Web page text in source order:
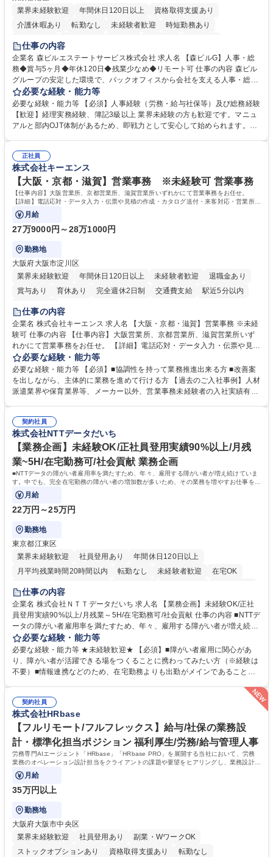
業界未経験歓迎
年間休日120日以上
資格取得支援あり
介護休暇あり
転勤なし 未経験者歓迎
時短勤務あり
経験者歓迎
完全週休2日制
交通費支給 長期歓迎 駅近5分以内 土日祝休み
仕事の内容
企業名 森ビルエステートサービス株式会社 求人名 【森ビルG】人事・総
務◆賞与5ヶ月◆年休120日◆残業少なめ◆リモート可 仕事の内容 森ビル
グループの安定した環境で、バックオフィスから会社を支える人事・総務
をお任せします。 労務と総務の業務をバランスよく担当し、ゆくゆくは制
度改定などのコア業務にも挑戦できる、やりがいある環境です。 ■勤怠管
理、給与計算、社会保険手続き、年末調整等の労務管理全般 ■入退社手続
き、社内規定の改定や人事制度改定などのコア業務 ■社内イベントの企画
でも質問・相談できる環境が整っているため、安心して成長できます。 募
集職種 【森ビルG】人事・総務◆賞与5ヶ月◆年休120日◆残業少なめ◆
リモート可
必要な経験・能力等
必要な経験・能力等 【必須】人事経験（労務・給与社保等）及び総務経験
【歓迎】経理実務経験、簿記3級以上 業界未経験の方も歓迎です。マニュ
アルと部内OJT体制があるため、即戦力として安心して始められます。
務に挑戦できるため、自身の成長と組織への貢献度をダイレクトに実感で
きます。 残業少なめ、週1日リモート可など、ワークライフバランスを保
ち長期活躍できる環境です。 「これまでの幅広い経験を活かし、長期的な
キャリアを築きたい」という前向きな意欲と挑戦を全力で応援します。 学
歴・資格 学歴：大学院 大学 高専 短大 専修学校 高校 語学力： 資格：日商
簿記検定1級 日商簿記検定2級 日商簿記検定3級
正社員
株式会社キーエンス
【大阪・京都・滋賀】営業事務 ※未経験可 営業事務
【仕事内容】大阪営業所、京都営業所、滋賀営業所いずれかにて営業事務をお任せ。
【詳細】電話応対・データ入力・伝票や見積の作成・カタログ送付・来客対応・営業所内
で発生する事務業務や業務改善をお任せ。
月給
27万9000円～28万1000円
勤務地
大阪府大阪市淀川区
業界未経験歓迎
年間休日120日以上 未経験者歓迎
退職金あり
賞与あり
育休あり 完全週休2日制 交通費支給
駅近5分以内
土日祝休み
仕事の内容
企業名 株式会社キーエンス 求人名 【大阪・京都・滋賀】営業事務 ※未経
験可 仕事の内容 【仕事内容】大阪営業所、京都営業所、滋賀営業所いず
れかにて営業事務をお任せ。 【詳細】電話応対・データ入力・伝票や見積
の作成・カタログ送付・来客対応・営業所内で発生する事務業務や業務改
善をお任せ。 【教育制度】ご入社後、育成担当とペアになりながらOJTに
て業務を覚えていただくことが可能です。業務システムがきちんと構築さ
れているため、スムーズに仕事に慣れることができる環境です。また、
募集職種 【大阪・京都・滋賀】営業事務 ※未経験可
必要な経験・能力等
必要な経験・能力等 【必須】■協調性を持って業務推進出来る方 ■改善案
を出しながら、主体的に業務を進めて行ける方 【過去のご入社事例】人材
派遣業界や保育業界等、メーカー以外、営業事務未経験者の入社実績有
えて、お客様や社員の状況に合わせ、能動的なサポート、改善の動きも期
待され。組織を支えるスペシャリストとして、チームに貢献し、結果的に
社員から頼られる存在になることができます。平均19:30の退勤以降の業
務の持ち帰りも禁止されており、メリハリのある働き方となります。 学
歴・資格 学歴：大学院 大学 高専 短大 語学力： 資格：
契約社員
株式会社NTTデータだいち
【業務企画】未経験OK/正社員登用実績90%以上/月残
業~5H/在宅勤務可/社会貢献 業務企画
■NTTデータの障がい者雇用率を満たすため、年々、雇用する障がい者が増え続けていま
す。中でも、完全在宅勤務の障がい者の増加数が多いため、その業務を増やすお仕事を担
っていただきます。
月給
22万円～25万円
勤務地
東京都江東区
業界未経験歓迎
社員登用あり
年間休日120日以上
月平均残業時間20時間以内
転勤なし 未経験者歓迎
在宅OK
育休あり
完全週休2日制
仕事の内容
企業名 株式会社ＮＴＴデータだいち 求人名 【業務企画】未経験OK/正社
員登用実績90%以上/月残業～5H/在宅勤務可/社会貢献 仕事の内容 ■NTTデ
ータの障がい者雇用率を満たすため、年々、雇用する障がい者が増え続け
ています。中でも、完全在宅勤務の障がい者の増加数が多いため、その業
務を増やすお仕事を担っていただきます。 【詳細】■既存業務の拡大およ
び運用のサポート(オペレーション業務:申請書の作成代行等) ■新規事業・
サービスの企画立案および推進 障がい者の方にどんな仕事があると良いか
します。 ■在宅勤務の障がい者社員とのコミュニケーションを通じた適性
やスキルの把握 ■AI活用業務など、既存領域を超えた案件の開拓 ■NTTデ
ータグループの会社へ提案活動 募集職種 【業務企画】未経験OK/正社員登
用実績90%以上/月残業～5H/在宅勤務可/社会貢献
必要な経験・能力等
必要な経験・能力等 ★未経験歓迎★ 【必須】■障がい者雇用に関心があ
り、障がい者が活躍できる場をつくることに携わってみたい方（※経験は
不要）■情報連携などのため、在宅勤務よりも出勤がメインであることに
や活躍の場を生む、唯一無二の社会貢献性を実感できます。 【正社員登
用】正社員登用を前提としておりますので、最短で1.5年～2年で正社員へ
の雇用切り替えとなります。過去の正社員登用率は90％です。 将来的に
は当社の中核となる管理職になって頂く事を期待しています。 正社員登用
に向け全力でサポートを行いますのでご安心ください。 学歴・資格 学
歴：大学院 大学 高専 短大 専修学校 高校 語学力： 資格：
契約社員
株式会社HRbase
【フルリモート/フルフレックス】給与/社保の業務設
計・標準化担当ポジション 福利厚生/労務/給与管理人事
労務専門AIエージェント「HRbase」「HRbase PRO」を展開する当社において、労務
業務のオペレーション設計担当をクライアントの課題や要望をヒアリングし、業務設計や
システム設定へと落とし込むポジションです。
月給
35万円以上
勤務地
大阪府大阪市中央区
業界未経験歓迎
社員登用あり
副業・WワークOK
ストックオプションあり
資格取得支援あり 転勤なし